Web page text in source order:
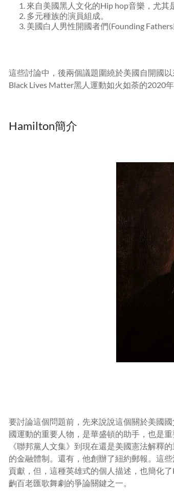
來自美國黑人文化的Hip hop音樂，尤其
多元種族的演員組成。
美國白人男性開國者們(Founding
這些討論中，後兩個議題圍繞於美國自開國
Black Lives Matter黑人運動如火如荼的2020年
Hamilton簡介
要討論這個問題前，先來說說這個關於美國
國運動的重要人物，是華盛頓的助手，也是
《聯邦黨人文集》到現在還是美國憲法解釋
的金融體制。還有，他創辦了紐約郵報。這
貢獻，但，這種英雄式的個人描述，也簡化
齣百老匯歌舞劇的爭論關鍵之一。